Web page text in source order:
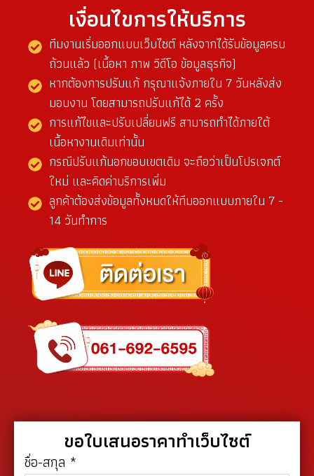
เงื่อนไขการให้บริการ
ทีมงานเริ่มออกแบบเว็บไซต์ หลังจากได้รับข้อมูลครบ
ถ้วนแล้ว (เนื้อหา ภาพ วิดีโอ ข้อมูลธุรกิจ)
หากต้องการปรับแก้ กรุณาแจ้งภายใน 7 วันหลังส่ง
มอบงาน โดยสามารถปรับแก้ได้ 2 ครั้ง
การแก้ไขและปรับเปลี่ยนฟรี สามารถทำได้ภายใต้
เนื้อหางานเดิมเท่านั้น
กรณีปรับแก้นอกขอบเขตเดิม จะถือว่าเป็นโปรเจกต์
ใหม่ และคิดค่าบริการเพิ่ม
ลูกค้าต้องส่งข้อมูลทั้งหมดให้ทีมออกแบบภายใน 7 -
14 วันทำการ
ขอใบเสนอราคาทำเว็บไซต์
ชื่อ-สกุล *